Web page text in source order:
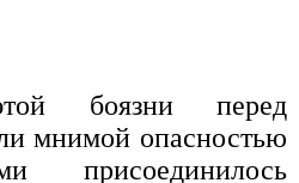
боязни перед
мни­мой опасностью
присоединилось